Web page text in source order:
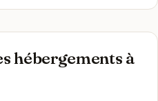
hébergements à